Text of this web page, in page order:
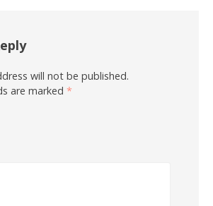
will not be published.
are marked *